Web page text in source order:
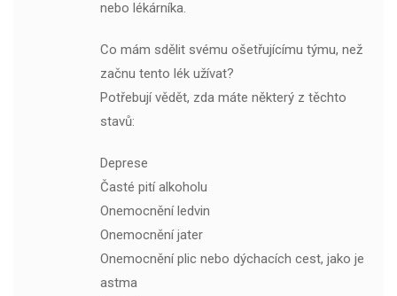
nebo lékárníka.
Co mám sdělit svému ošetřujícímu týmu, než
začnu tento lék užívat?
Potřebují vědět, zda máte některý z těchto
stavů:
Deprese
Časté pití alkoholu
Onemocnění ledvin
Onemocnění jater
Onemocnění plic nebo dýchacích cest, jako je
astma